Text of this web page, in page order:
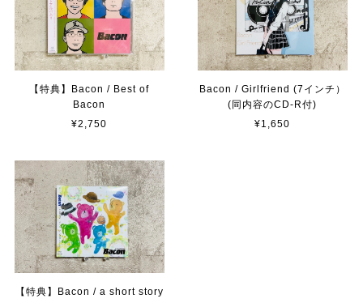
【特典】Bacon / Best of
Bacon
¥2,750
Bacon / Girlfriend (7インチ）
(同内容のCD-R付)
¥1,650
【特典】Bacon / a short story